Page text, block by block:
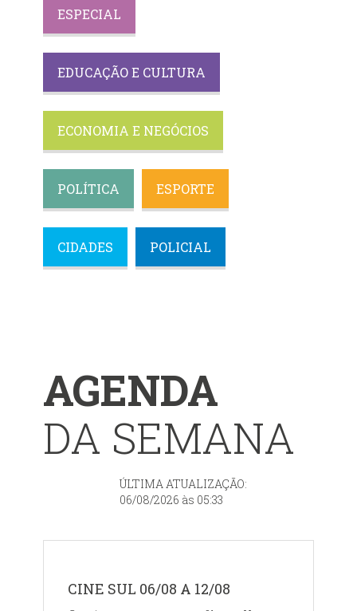
CIDADES POLICIAL
POLÍTICA ESPORTE
ECONOMIA E NEGÓCIOS
EDUCAÇÃO E CULTURA
ESPECIAL
AGENDA
DA SEMANA
ÚLTIMA ATUALIZAÇÃO:
06/08/2026 às 05:33
CINE SUL 06/08 A 12/08